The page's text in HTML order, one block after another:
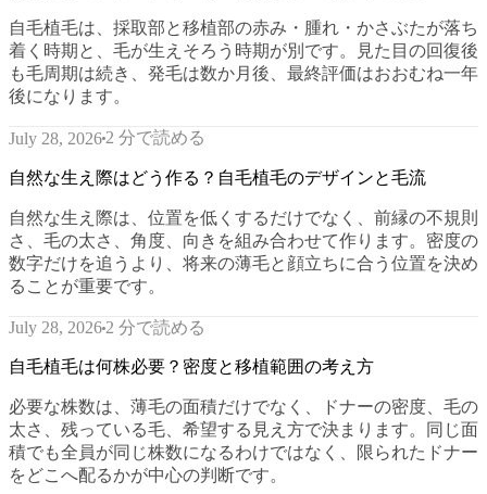
自毛植毛は、採取部と移植部の赤み・腫れ・かさぶたが落ち
着く時期と、毛が生えそろう時期が別です。見た目の回復後
も毛周期は続き、発毛は数か月後、最終評価はおおむね一年
後になります。
July 28, 2026 2 分で読める
自然な生え際はどう作る？自毛植毛のデザインと毛流
自然な生え際は、位置を低くするだけでなく、前縁の不規則
さ、毛の太さ、角度、向きを組み合わせて作ります。密度の
数字だけを追うより、将来の薄毛と顔立ちに合う位置を決め
ることが重要です。
July 28, 2026 2 分で読める
自毛植毛は何株必要？密度と移植範囲の考え方
必要な株数は、薄毛の面積だけでなく、ドナーの密度、毛の
太さ、残っている毛、希望する見え方で決まります。同じ面
積でも全員が同じ株数になるわけではなく、限られたドナー
をどこへ配るかが中心の判断です。